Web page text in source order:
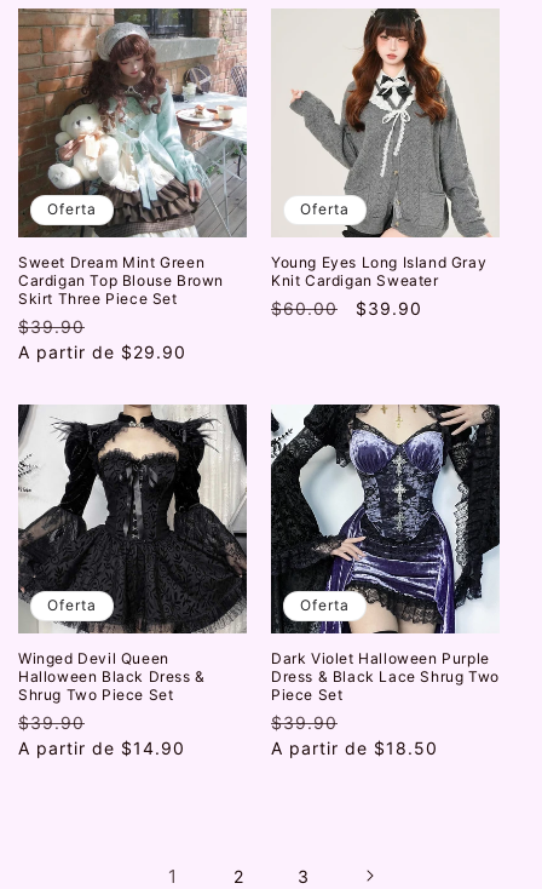
Oferta
Sweet Dream Mint Green
Cardigan Top Blouse Brown
Skirt Three Piece Set
Precio
habitual
$39.90
de
A partir de $29.90
Oferta
Young Eyes Long Island Gray
Knit Cardigan Sweater
Precio
$60.00
Precio
$39.90
Oferta
Winged Devil Queen
Halloween Black Dress &
Shrug Two Piece Set
Precio
habitual
$39.90
de
A partir de $14.90
Oferta
Dark Violet Halloween Purple
Dress & Black Lace Shrug Two
Piece Set
Precio
habitual
$39.90
de
A partir de $18.50
1 2 3